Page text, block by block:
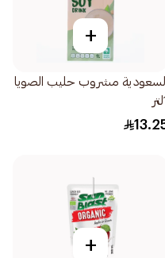
+
السعودية مشروب حليب الصويا
1لتر
+